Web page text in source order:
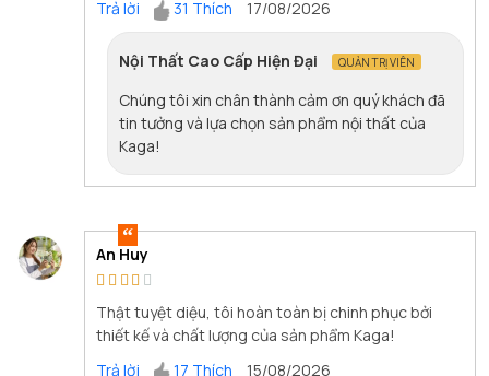
Trả lời
31 Thích 17/08/2026
Nội Thất Cao Cấp Hiện Đại QUẢN TRỊ VIÊN
Chúng tôi xin chân thành cảm ơn quý khách đã
tin tưởng và lựa chọn sản phẩm nội thất của
Kaga!
An Huy
Thật tuyệt diệu, tôi hoàn toàn bị chinh phục bởi
thiết kế và chất lượng của sản phẩm Kaga!
Trả lời
17 Thích 15/08/2026